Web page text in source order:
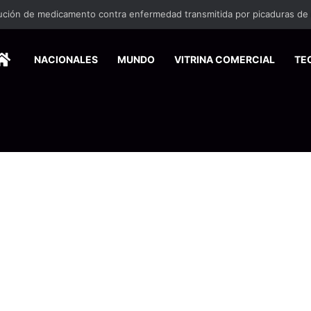
en la zona sur reactiva la alerta por mordeduras de murciélagos
HOMENACIONALES MUNDO VITRINA COMERCIAL